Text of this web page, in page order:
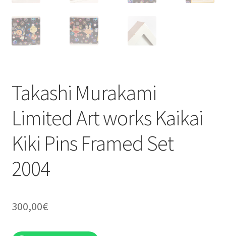
Takashi Murakami
Limited Art works Kaikai
Kiki Pins Framed Set
2004
300,00€